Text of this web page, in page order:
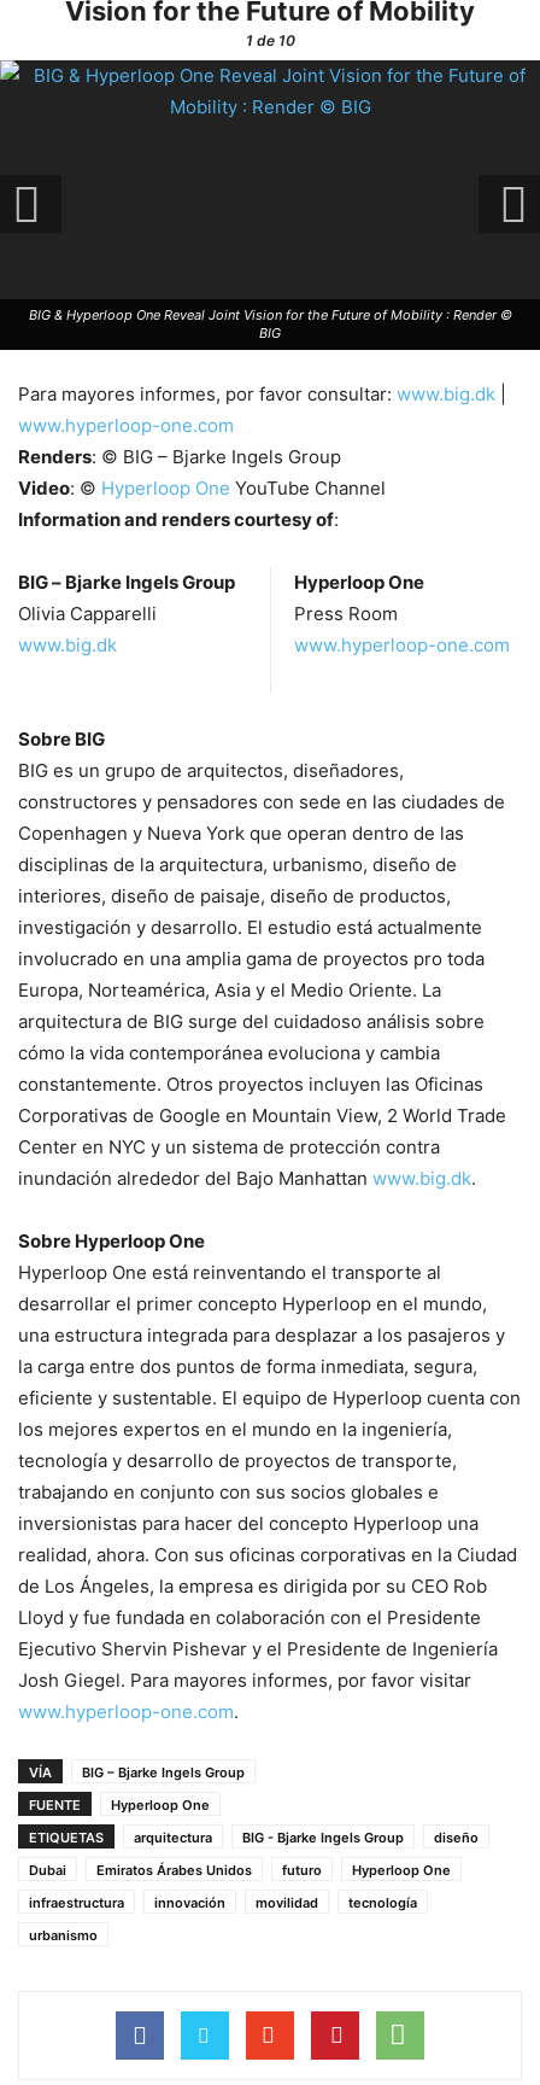
Vision for the Future of Mobility
1de 10
BIG & Hyperloop One Reveal Joint Vision for the Future of Mobility : Render ©
BIG
BIG & Hyperloop One Reveal Joint Vision for the Future of Mobility : Render ©
BIG & Hyperloop One Reveal Joint Vision for the Future of Mobility : Render ©
BIG
BIG & Hyperloop One Reveal Joint Vision for the Future of Mobility : Render ©
BIG & Hyperloop One Reveal Joint Vision for the Future of Mobility : Render ©
BIG
BIG & Hyperloop One Reveal Joint Vision for the Future of Mobility : Render ©
Para mayores informes, por favor consultar: www.big.dk
www.hyperloop-one.com
Renders: © BIG – Bjarke Ingels Group
Video: © Hyperloop One YouTube Channel
Information and renders courtesy of:
BIG – Bjarke Ingels Group
Olivia Capparelli
www.big.dk
Hyperloop One
Press Room
www.hyperloop-one.com
Sobre BIG
BIG es un grupo de arquitectos, diseñadores,
constructores y pensadores con sede en las ciudades de
Copenhagen y Nueva York que operan dentro de las
disciplinas de la arquitectura, urbanismo, diseño de
interiores, diseño de paisaje, diseño de productos,
investigación y desarrollo. El estudio está actualmente
involucrado en una amplia gama de proyectos pro toda
Europa, Norteamérica, Asia y el Medio Oriente. La
arquitectura de BIG surge del cuidadoso análisis sobre
cómo la vida contemporánea evoluciona y cambia
constantemente. Otros proyectos incluyen las Oficinas
Corporativas de Google en Mountain View, 2 World Trade
Center en NYC y un sistema de protección contra
inundación alrededor del Bajo Manhattan www.big.dk.
Sobre Hyperloop One
Hyperloop One está reinventando el transporte al
desarrollar el primer concepto Hyperloop en el mundo,
una estructura integrada para desplazar a los pasajeros y
la carga entre dos puntos de forma inmediata, segura,
eficiente y sustentable. El equipo de Hyperloop cuenta con
los mejores expertos en el mundo en la ingeniería,
tecnología y desarrollo de proyectos de transporte,
trabajando en conjunto con sus socios globales e
inversionistas para hacer del concepto Hyperloop una
realidad, ahora. Con sus oficinas corporativas en la Ciudad
de Los Ángeles, la empresa es dirigida por su CEO Rob
Lloyd y fue fundada en colaboración con el Presidente
Ejecutivo Shervin Pishevar y el Presidente de Ingeniería
Josh Giegel. Para mayores informes, por favor visitar
www.hyperloop-one.com.
VÍA
BIG – Bjarke Ingels Group
FUENTE
Hyperloop One
ETIQUETAS
arquitectura BIG - Bjarke Ingels Group
diseño
Dubai
Emiratos Árabes Unidos futuro
Hyperloop One
infraestructura
innovación movilidad
tecnología
urbanismo